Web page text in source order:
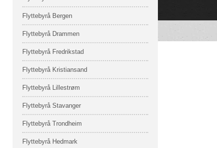
Flyttebyrå Bergen
Flyttebyrå Drammen
Flyttebyrå Fredrikstad
Flyttebyrå Kristiansand
Flyttebyrå Lillestrøm
Flyttebyrå Stavanger
Flyttebyrå Trondheim
Flyttebyrå Hedmark